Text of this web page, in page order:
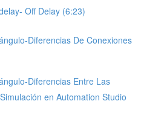
Off Delay (6:23)
Diferencias De Conexiones
Diferencias Entre Las
en Automation Studio